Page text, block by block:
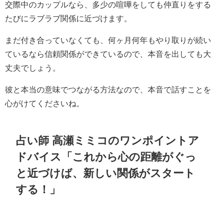
交際中のカップルなら、多少の喧嘩をしても仲直りをする
たびにラブラブ関係に近づけます。
まだ付き合っていなくても、何ヶ月何年もやり取りが続い
ているなら信頼関係ができているので、本音を出しても大
丈夫でしょう。
彼と本当の意味でつながる方法なので、本音で話すことを
心がけてくださいね。
占い師 高瀬ミミコのワンポイントア
ドバイス「これから心の距離がぐっ
と近づけば、新しい関係がスタート
する！」